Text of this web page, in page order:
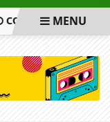
CORPUS CHRISTI NO
MENU